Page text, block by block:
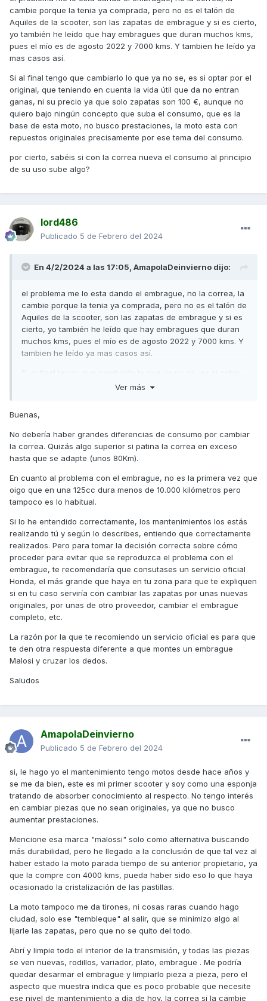
cambie porque la tenia ya comprada, pero no es el talón de
Aquiles de la scooter, son las zapatas de embrague y si es cierto,
yo también he leído que hay embragues que duran muchos kms,
pues el mío es de agosto 2022 y 7000 kms. Y tambien he leído ya
mas casos así.
Si al final tengo que cambiarlo lo que ya no se, es si optar por el
original, que teniendo en cuenta la vida útil que da no entran
ganas, ni su precio ya que solo zapatas son 100 €, aunque no
quiero bajo ningún concepto que suba el consumo, que es la
base de esta moto, no busco prestaciones, la moto esta con
repuestos originales precisamente por ese tema del consumo.
por cierto, sabéis si con la correa nueva el consumo al principio
de su uso sube algo?
lord486
Publicado 5 de Febrero del 2024
En 4/2/2024 a las 17:05, AmapolaDeinvierno dijo:
el problema me lo esta dando el embrague, no la correa, la
cambie porque la tenia ya comprada, pero no es el talón de
Aquiles de la scooter, son las zapatas de embrague y si es
cierto, yo también he leído que hay embragues que duran
muchos kms, pues el mío es de agosto 2022 y 7000 kms. Y
tambien he leído ya mas casos así.
por el original, que teniendo en cuenta la vida útil que da no
consumo, que es la base de esta moto, no busco
prestaciones, la moto esta con repuestos originales
precisamente por ese tema del consumo.
por cierto, sabéis si con la correa nueva el consumo al
principio de su uso sube algo?
Ver más
Buenas,
No debería haber grandes diferencias de consumo por cambiar
la correa. Quizás algo superior si patina la correa en exceso
hasta que se adapte (unos 80Km).
En cuanto al problema con el embrague, no es la primera vez que
oigo que en una 125cc dura menos de 10.000 kilómetros pero
tampoco es lo habitual.
Si lo he entendido correctamente, los mantenimientos los estás
realizando tú y según lo describes, entiendo que correctamente
realizados. Pero para tomar la decisión correcta sobre cómo
proceder para evitar que se reproduzca el problema con el
embrague, te recomendaría que consutases un servicio oficial
Honda, el más grande que haya en tu zona para que te expliquen
si en tu caso serviría con cambiar las zapatas por unas nuevas
originales, por unas de otro proveedor, cambiar el embrague
completo, etc.
La razón por la que te recomiendo un servicio oficial es para que
te den otra respuesta diferente a que montes un embrague
Malosi y cruzar los dedos.
Saludos
AmapolaDeinvierno
Publicado 5 de Febrero del 2024
si, le hago yo el mantenimiento tengo motos desde hace años y
se me da bien, este es mi primer scooter y soy como una esponja
tratando de absorber conocimiento al respecto. No tengo interés
en cambiar piezas que no sean originales, ya que no busco
aumentar prestaciones.
Mencione esa marca "malossi" solo como alternativa buscando
más durabilidad, pero he llegado a la conclusión de que tal vez al
haber estado la moto parada tiempo de su anterior propietario, ya
que la compre con 4000 kms, pueda haber sido eso lo que haya
ocasionado la cristalización de las pastillas.
La moto tampoco me da tirones, ni cosas raras cuando hago
ciudad, solo ese "tembleque" al salir, que se minimizo algo al
lijarle las zapatas, pero que no se quito del todo.
Abrí y limpie todo el interior de la transmisión, y todas las piezas
se ven nuevas, rodillos, variador, plato, embrague . Me podría
quedar desarmar el embrague y limpiarlo pieza a pieza, pero el
aspecto que muestra indica que es poco probable que necesite
ese nivel de mantenimiento a día de hoy, la correa si la cambie